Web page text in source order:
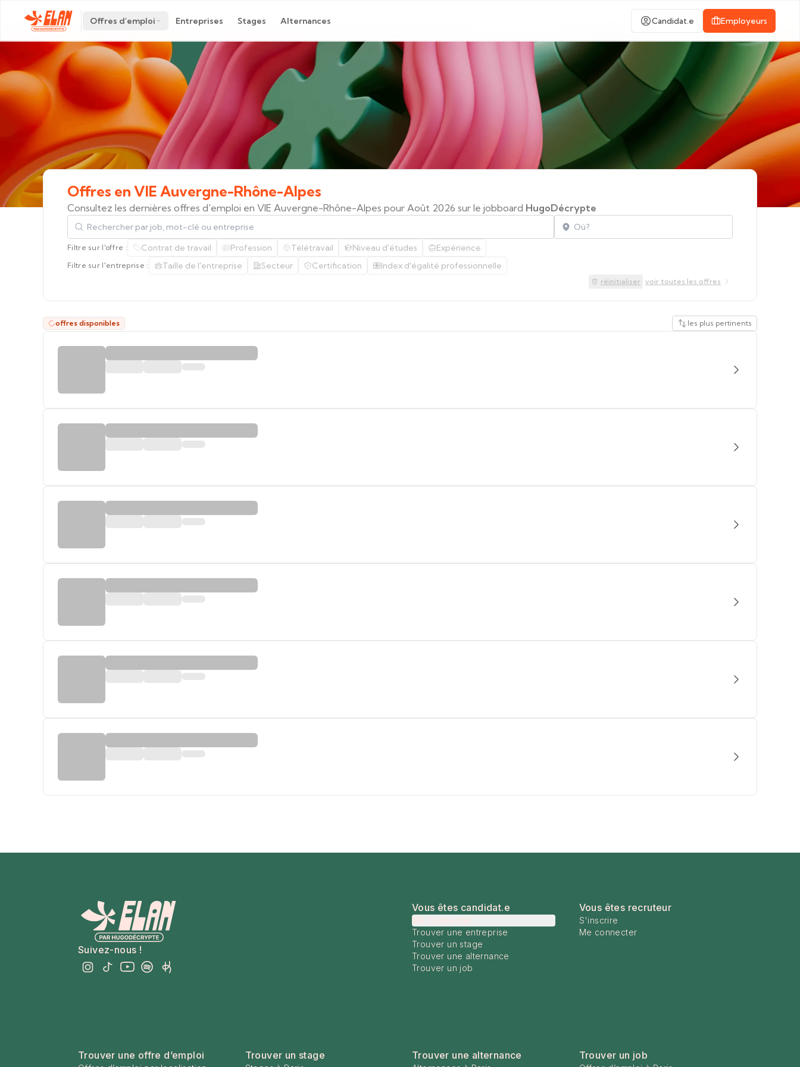
Offres d'emploi Entreprises Stages Alternances Candidat.e Employeurs
Offres en VIE Auvergne-Rhône-Alpes
Consultez les dernières offres d'emploi en VIE Auvergne-Rhône-Alpes pour Août 2026 sur le jobboard HugoDécrypte
Rechercher par job, mot-clé ou entreprise Localisation
Filtre sur l'offre : Contrat de travail Profession Télétravail Niveau d'études Expérience
Filtre sur l'entreprise : Taille de l'entreprise Secteur Certification Index d'égalité professionnelle
réinitialiser voir toutes les offres
offres disponibles les plus pertinents
Suivez-nous !
Vous êtes candidat.e
Trouver une entreprise
Trouver un stage
Trouver une alternance
Trouver un job
Vous êtes recruteur
S'inscrire
Me connecter
Trouver une offre d’emploi Trouver un stage Trouver une alternance Trouver un job